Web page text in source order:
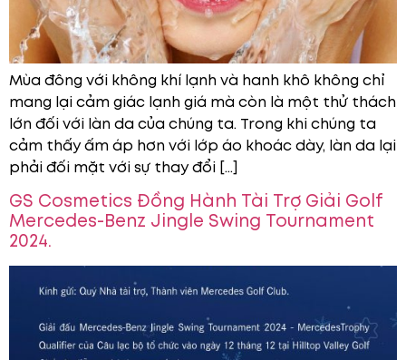
Mùa đông với không khí lạnh và hanh khô không chỉ
mang lại cảm giác lạnh giá mà còn là một thử thách
lớn đối với làn da của chúng ta. Trong khi chúng ta
cảm thấy ấm áp hơn với lớp áo khoác dày, làn da lại
phải đối mặt với sự thay đổi […]
GS Cosmetics Đồng Hành Tài Trợ Giải Golf
Mercedes-Benz Jingle Swing Tournament
2024.